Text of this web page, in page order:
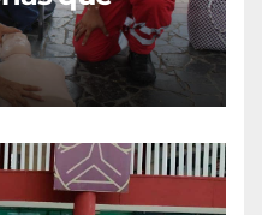
mueren